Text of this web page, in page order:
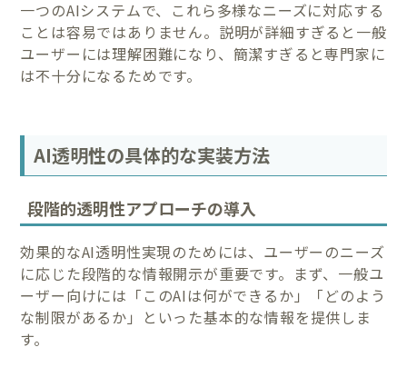
一つのAIシステムで、これら多様なニーズに対応する
ことは容易ではありません。説明が詳細すぎると一般
ユーザーには理解困難になり、簡潔すぎると専門家に
は不十分になるためです。
AI透明性の具体的な実装方法
段階的透明性アプローチの導入
効果的なAI透明性実現のためには、ユーザーのニーズ
に応じた段階的な情報開示が重要です。まず、一般ユ
ーザー向けには「このAIは何ができるか」「どのよう
な制限があるか」といった基本的な情報を提供しま
す。